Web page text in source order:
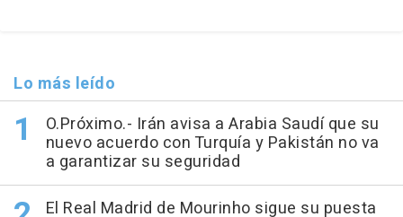
Lo más leído
O.Próximo.- Irán avisa a Arabia Saudí que su
nuevo acuerdo con Turquía y Pakistán no va
a garantizar su seguridad
El Real Madrid de Mourinho sigue su puesta